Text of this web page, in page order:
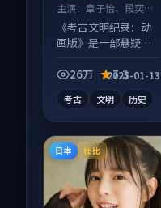
主演： 章子怡、段奕宏
等
《考古文明纪录：动
画版》是一部悬疑向
事并行，细节值得二
26万 7.3
2025-01-13
考古 文明 历史
日本 杜比